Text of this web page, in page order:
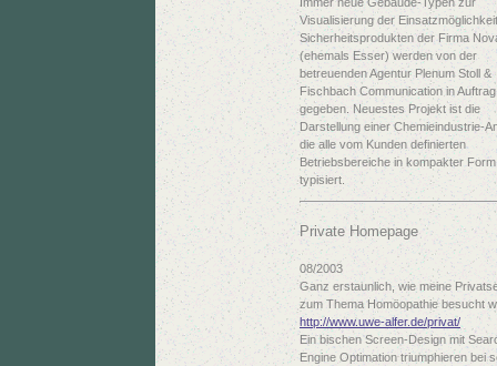
Visualisierung der
Sicherheitsprodukten der Firma
(ehemals Esser) werden von der
betreuenden Agentur Plenum Stoll &
Fischbach Communication in Auftrag
gegeben. Neuestes Projekt ist die
Darstellung einer Chemieindustrie-
die alle vom Kunden definierten
Betriebsbereiche in kompakter Form
typisiert.
Private Homepage
08/2003
Ganz erstaunlich, wie meine
zum Thema Homöopathie besucht
http://www.uwe-alfer.de/privat/
Ein bischen Screen-Design mit
Engine Optimation triumphieren bei